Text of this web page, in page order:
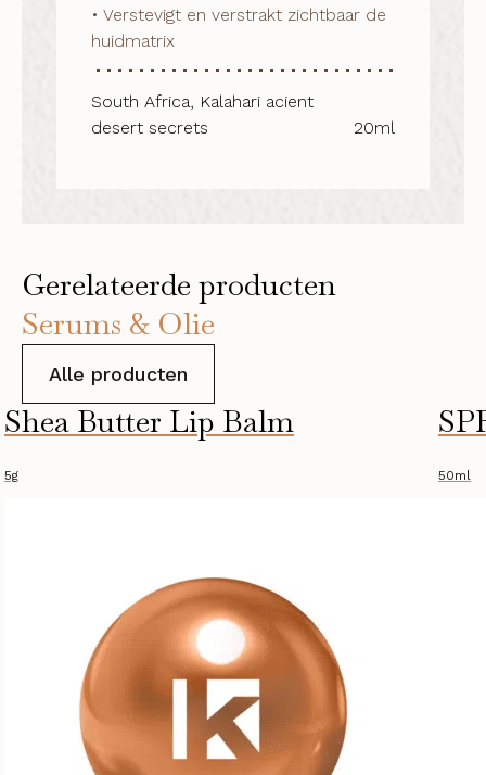
Gerelateerde producten
Serums & Olie
Alle producten
Shea Butter Lip Balm
5g 50ml
• Verstevigt en verstrakt zichtbaar de
huidmatrix
South Africa, Kalahari acient
desert secrets
20ml